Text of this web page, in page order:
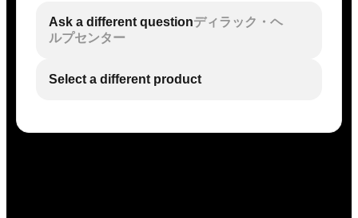
Ask a different questionディラック・ヘ
ルプセンター
Select a different product